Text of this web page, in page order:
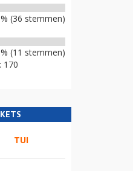
(36 stemmen)
(11 stemmen)
170
TUI